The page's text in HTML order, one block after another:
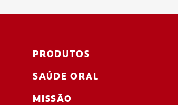
PRODUTOS
SAÚDE ORAL
MISSÃO